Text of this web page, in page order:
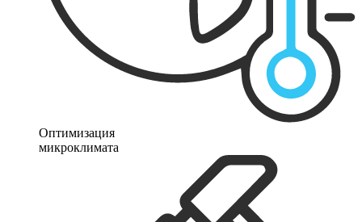
Оптимизация
микроклимата